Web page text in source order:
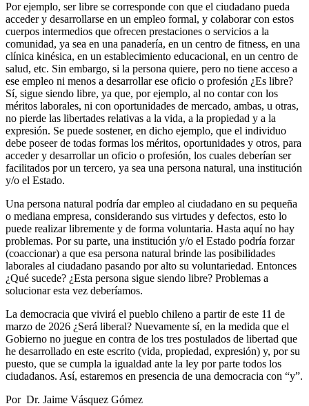
Por ejemplo, ser libre se corresponde con que el ciudadano pueda
acceder y desarrollarse en un empleo formal, y colaborar con estos
cuerpos intermedios que ofrecen prestaciones o servicios a la
comunidad, ya sea en una panadería, en un centro de fitness, en una
clínica kinésica, en un establecimiento educacional, en un centro de
salud, etc. Sin embargo, si la persona quiere, pero no tiene acceso a
ese empleo ni menos a desarrollar ese oficio o profesión ¿Es libre?
Sí, sigue siendo libre, ya que, por ejemplo, al no contar con los
méritos laborales, ni con oportunidades de mercado, ambas, u otras,
no pierde las libertades relativas a la vida, a la propiedad y a la
expresión. Se puede sostener, en dicho ejemplo, que el individuo
debe poseer de todas formas los méritos, oportunidades y otros, para
acceder y desarrollar un oficio o profesión, los cuales deberían ser
facilitados por un tercero, ya sea una persona natural, una institución
y/o el Estado.
Una persona natural podría dar empleo al ciudadano en su pequeña
o mediana empresa, considerando sus virtudes y defectos, esto lo
puede realizar libremente y de forma voluntaria. Hasta aquí no hay
problemas. Por su parte, una institución y/o el Estado podría forzar
(coaccionar) a que esa persona natural brinde las posibilidades
laborales al ciudadano pasando por alto su voluntariedad. Entonces
¿Qué sucede? ¿Esta persona sigue siendo libre? Problemas a
solucionar esta vez deberíamos.
La democracia que vivirá el pueblo chileno a partir de este 11 de
marzo de 2026 ¿Será liberal? Nuevamente sí, en la medida que el
Gobierno no juegue en contra de los tres postulados de libertad que
he desarrollado en este escrito (vida, propiedad, expresión) y, por su
puesto, que se cumpla la igualdad ante la ley por parte todos los
ciudadanos. Así, estaremos en presencia de una democracia con “y”.
Por Dr. Jaime Vásquez Gómez